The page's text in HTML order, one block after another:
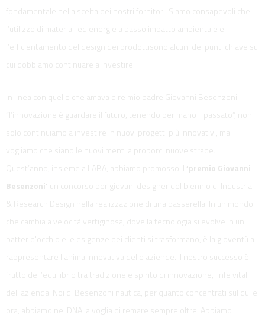
fondamentale nella scelta dei nostri fornitori. Siamo consapevoli che
l’utilizzo di materiali ed energie a basso impatto ambientale e
l’efficientamento del design dei prodottisono alcuni dei punti chiave su
cui dobbiamo continuare a investire.
In linea con quello che amava dire mio padre Giovanni Besenzoni:
“l’innovazione è guardare il futuro, tenendo per mano il passato”, non
solo continuiamo a investire in nuovi progetti più innovativi, ma
vogliamo che siano le nuovi menti a proporci nuove strade.
Quest’anno, insieme a LABA, abbiamo promosso il
‘premio Giovanni
Besenzoni’ un concorso per giovani designer del biennio di Industrial
& Research Design nella realizzazione di una passerella. In un mondo
che cambia a velocità vertiginosa, dove la tecnologia si evolve in un
batter d'occhio e le esigenze dei clienti si trasformano, è la gioventù a
rappresentare l'anima innovativa delle aziende. Il nostro successo è
frutto dell’equilibrio tra tradizione e spirito di innovazione, linfe vitali
dell’azienda. Noi di Besenzoni nautica, per quanto concentrati sul qui e
ora, abbiamo nel DNA la voglia di remare sempre oltre. Abbiamo